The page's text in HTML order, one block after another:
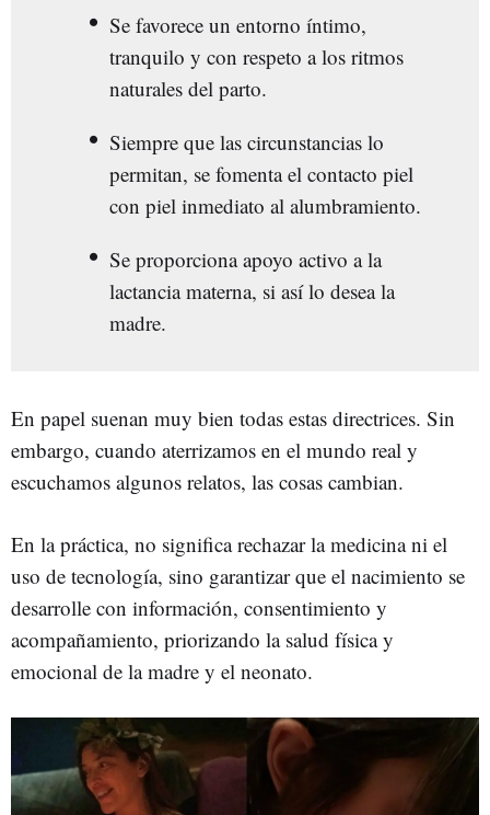
Se favorece un entorno íntimo,
tranquilo y con respeto a los ritmos
naturales del parto.
Siempre que las circunstancias lo
permitan, se fomenta el contacto piel
con piel inmediato al alumbramiento.
Se proporciona apoyo activo a la
lactancia materna, si así lo desea la
madre.
En papel suenan muy bien todas estas directrices. Sin
embargo, cuando aterrizamos en el mundo real y
escuchamos algunos relatos, las cosas cambian.
En la práctica, no significa rechazar la medicina ni el
uso de tecnología, sino garantizar que el nacimiento se
desarrolle con información, consentimiento y
acompañamiento, priorizando la salud física y
emocional de la madre y el neonato.